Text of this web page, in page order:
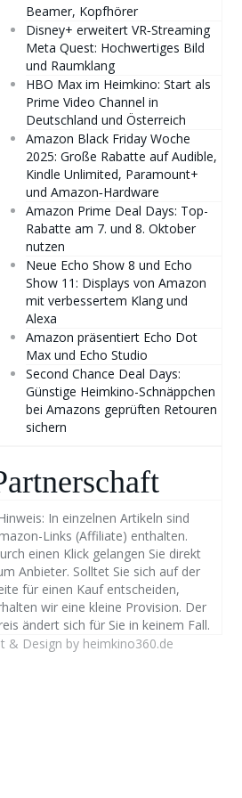
Beamer, Kopfhörer
Disney+ erweitert VR‑Streaming
Meta Quest: Hochwertiges Bild
und Raumklang
HBO Max im Heimkino: Start als
Prime Video Channel in
Deutschland und Österreich
Amazon Black Friday Woche
2025: Große Rabatte auf Audible,
Kindle Unlimited, Paramount+
und Amazon‑Hardware
Amazon Prime Deal Days: Top-
Rabatte am 7. und 8. Oktober
nutzen
Neue Echo Show 8 und Echo
Show 11: Displays von Amazon
mit verbessertem Klang und
Alexa
Amazon präsentiert Echo Dot
Max und Echo Studio
Second Chance Deal Days:
Günstige Heimkino-Schnäppchen
bei Amazons geprüften Retouren
sichern
In einzelnen Artikeln sind
Links (Affiliate) enthalten.
einen Klick gelangen Sie direkt
Anbieter. Solltet Sie sich auf der
für einen Kauf entscheiden,
wir eine kleine Provision. Der
ändert sich für Sie in keinem Fall.
& Design by heimkino360.de